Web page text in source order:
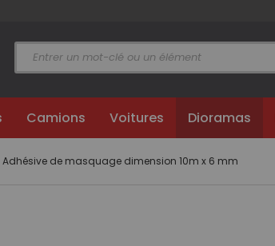
Camions Voitures Dioramas
Adhésive de masquage dimension 10m x 6 mm